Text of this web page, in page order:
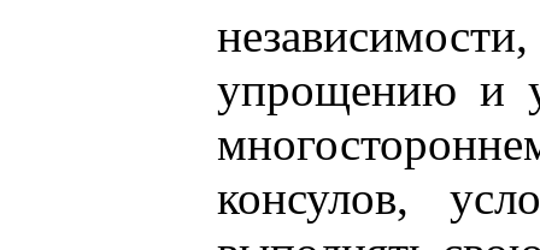
упрощению и
консулов,